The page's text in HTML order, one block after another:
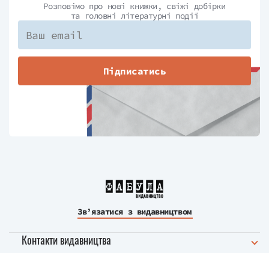
Розповімо про нові книжки, свіжі добірки
та головні літературні події
Підписатись
Зв’язатися з видавництвом
Контакти видавництва